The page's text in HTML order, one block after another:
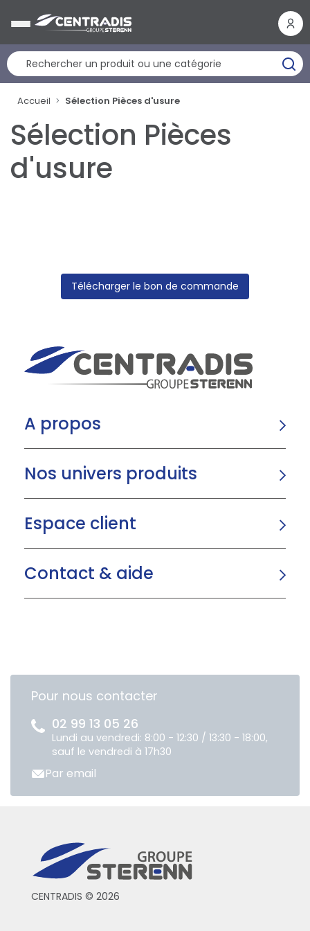
Accueil Sélection Pièces d'usure
Sélection Pièces
d'usure
Télécharger le bon de commande
A propos
Nos univers produits
Espace client
Contact & aide
Pour nous contacter
02 99 13 05 26
Lundi au vendredi: 8:00 - 12:30 / 13:30 - 18:00,
sauf le vendredi à 17h30
Par email
CENTRADIS © 2026